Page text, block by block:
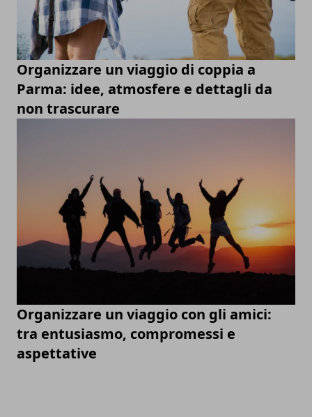
Organizzare un viaggio di coppia a
Parma: idee, atmosfere e dettagli da
non trascurare
Organizzare un viaggio con gli amici:
tra entusiasmo, compromessi e
aspettative